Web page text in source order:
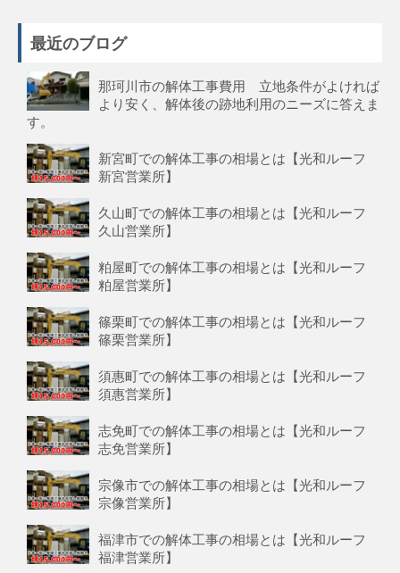
最近のブログ
那珂川市の解体工事費用 立地条件がよければ
より安く、解体後の跡地利用のニーズに答えま
す。
新宮町での解体工事の相場とは【光和ルーフ
新宮営業所】
久山町での解体工事の相場とは【光和ルーフ
久山営業所】
粕屋町での解体工事の相場とは【光和ルーフ
粕屋営業所】
篠栗町での解体工事の相場とは【光和ルーフ
篠栗営業所】
須惠町での解体工事の相場とは【光和ルーフ
須惠営業所】
志免町での解体工事の相場とは【光和ルーフ
志免営業所】
宗像市での解体工事の相場とは【光和ルーフ
宗像営業所】
福津市での解体工事の相場とは【光和ルーフ
福津営業所】